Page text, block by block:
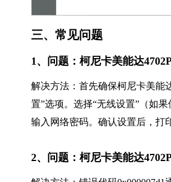
三、常见问题
1、问题：柯尼卡美能达
解决方法：首先确保柯尼卡美能
置”选项。选择“无线设置”（如
输入网络密码。确认设置后，打
2、问题：柯尼卡美能达